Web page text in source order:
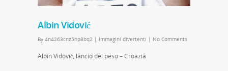
Albin Vidović
By 4n4263cnz5hp8bq2 | Immagini divertenti | No Comments
Albin Vidović, lancio del peso – Croazia